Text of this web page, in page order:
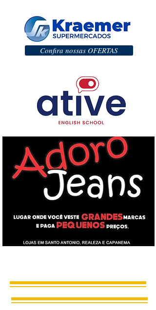
Confira nossas OFERTAS